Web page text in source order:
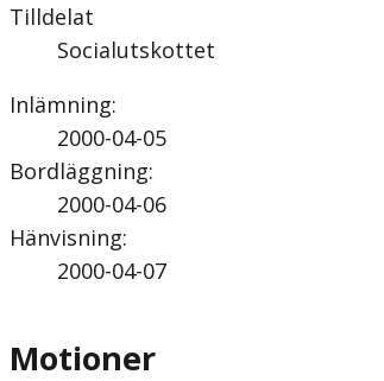
Tilldelat
Socialutskottet
Inlämning:
2000-04-05
Bordläggning:
2000-04-06
Hänvisning:
2000-04-07
Motioner